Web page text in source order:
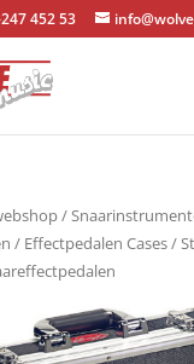
452 53
/
/ Effectpedalen Cases/